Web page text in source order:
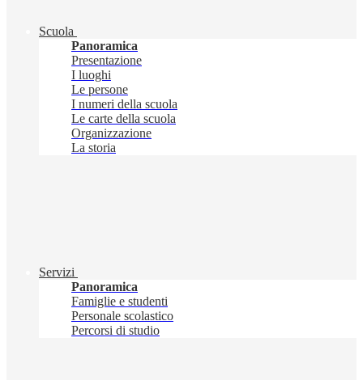
Scuola
Panoramica
Presentazione
I luoghi
Le persone
I numeri della scuola
Le carte della scuola
Organizzazione
La storia
Servizi
Panoramica
Famiglie e studenti
Personale scolastico
Percorsi di studio